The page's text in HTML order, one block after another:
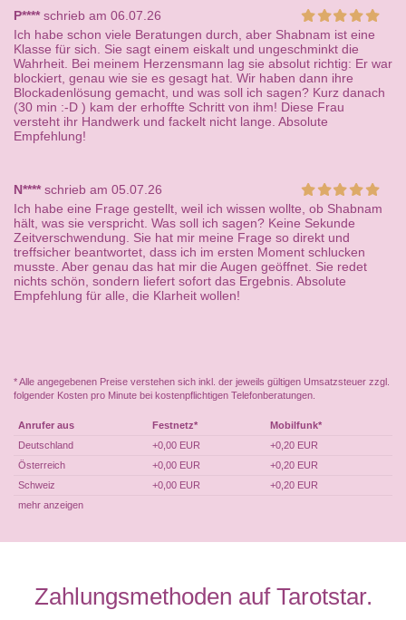
P****schrieb am 06.07.26
Ich habe schon viele Beratungen durch, aber Shabnam ist eine
Klasse für sich. Sie sagt einem eiskalt und ungeschminkt die
Wahrheit. Bei meinem Herzensmann lag sie absolut richtig: Er war
blockiert, genau wie sie es gesagt hat. Wir haben dann ihre
Blockadenlösung gemacht, und was soll ich sagen? Kurz danach
(30 min :-D ) kam der erhoffte Schritt von ihm! Diese Frau
versteht ihr Handwerk und fackelt nicht lange. Absolute
Empfehlung!
N****schrieb am 05.07.26
Ich habe eine Frage gestellt, weil ich wissen wollte, ob Shabnam
hält, was sie verspricht. Was soll ich sagen? Keine Sekunde
Zeitverschwendung. Sie hat mir meine Frage so direkt und
treffsicher beantwortet, dass ich im ersten Moment schlucken
musste. Aber genau das hat mir die Augen geöffnet. Sie redet
nichts schön, sondern liefert sofort das Ergebnis. Absolute
Empfehlung für alle, die Klarheit wollen!
* Alle angegebenen Preise verstehen sich inkl. der jeweils gültigen Umsatzsteuer zzgl.
folgender Kosten pro Minute bei kostenpflichtigen Telefonberatungen.
Anrufer aus Festnetz*
Mobilfunk*
Deutschland
+0,00 EUR
+0,20 EUR
Österreich
+0,00 EUR
+0,20 EUR
Schweiz
+0,00 EUR
+0,20 EUR
mehr anzeigen
Zahlungsmethoden auf Tarotstar.